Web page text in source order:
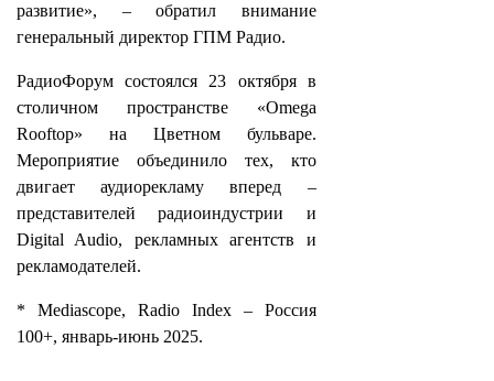
развитие», – обратил внимание
генеральный директор ГПМ Радио.
РадиоФорум состоялся 23 октября в
столичном пространстве «Omega
Rooftop» на Цветном бульваре.
Мероприятие объединило тех, кто
двигает аудиорекламу вперед –
представителей радиоиндустрии и
Digital Audio, рекламных агентств и
рекламодателей.
* Mediascope, Radio Index – Россия
100+, январь-июнь 2025.